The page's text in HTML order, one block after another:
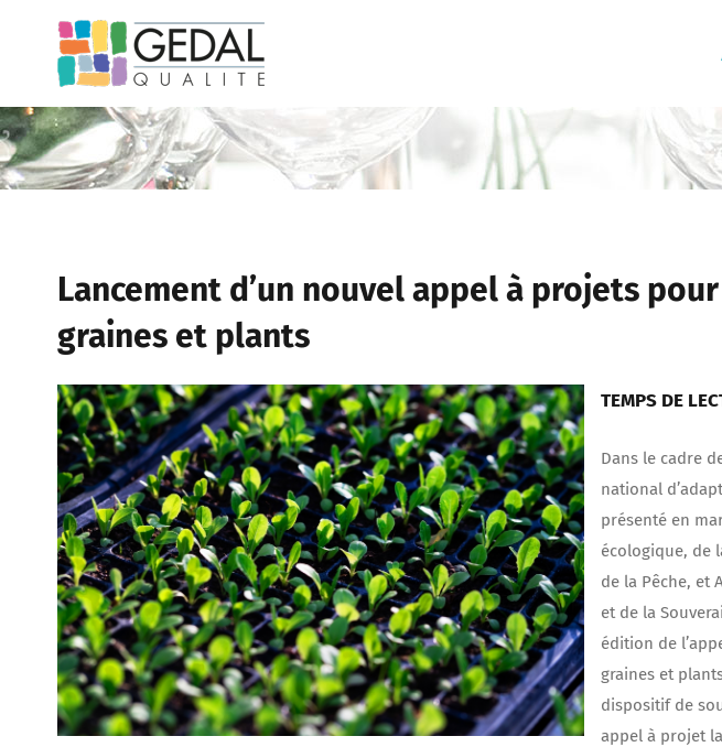
contenu
Lancement d’un nouvel appel à projets
graines et plants
TEMPS DE
Dans le cadre
national
présenté en
écologique, de
de la Pêche, et
et de la
édition de
graines et
dispositif de
appel à projet